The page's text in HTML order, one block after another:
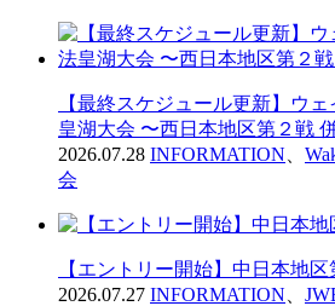
【最終スケジュール更新】ウ
皇湖大会 〜西日本地区第２戦
2026.07.28 INFORMATION
会
【エントリー開始】中日本地
2026.07.27 INFORMATION